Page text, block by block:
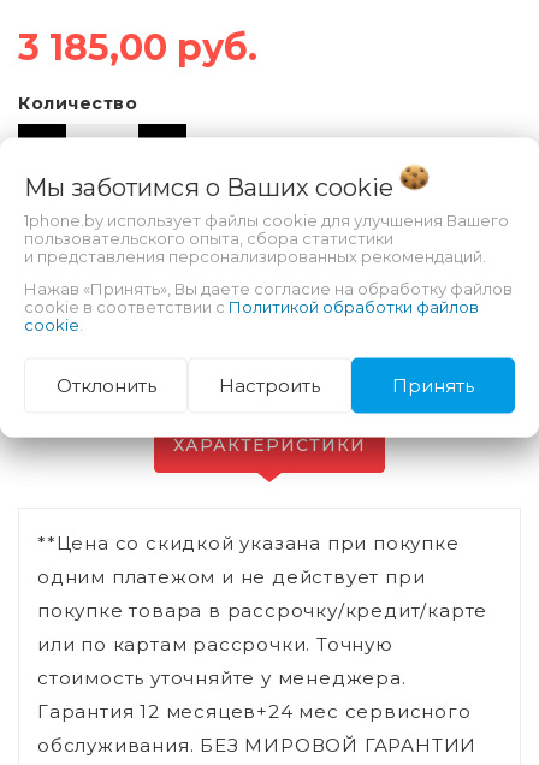
3 185,00 руб.
Количество
В КОРЗИНУ
ХАРАКТЕРИСТИКИ
**Цена со скидкой указана при покупке
одним платежом и не действует при
покупке товара в рассрочку/кредит/карте
или по картам рассрочки. Точную
стоимость уточняйте у менеджера.
Гарантия 12 месяцев+24 мес сервисного
обслуживания. БЕЗ МИРОВОЙ ГАРАНТИИ
Мы заботимся о Ваших cookie
1phone.by использует файлы cookie для улучшения Вашего
пользовательского опыта, сбора статистики
и представления персонализированных рекомендаций.
Нажав «Принять», Вы даете согласие на обработку файлов
cookie в соответствии с Политикой обработки файлов
cookie
Отклонить Настроить Принять